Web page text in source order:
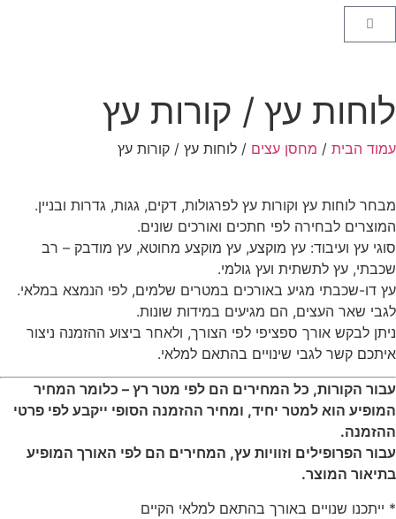
לוחות עץ / קורות עץ
עמוד הבית / מחסן עצים / לוחות עץ / קורות עץ
מבחר לוחות עץ וקורות עץ לפרגולות, דקים, גגות, גדרות ובניין.
המוצרים לבחירה לפי חתכים ואורכים שונים.
סוגי עץ ועיבוד: עץ מוקצע, עץ מוקצע מחוטא, עץ מודבק – רב
שכבתי, עץ לתשתית ועץ גולמי.
עץ דו-שכבתי מגיע באורכים במטרים שלמים, לפי הנמצא במלאי.
לגבי שאר העצים, הם מגיעים במידות שונות.
ניתן לבקש אורך ספציפי לפי הצורך, ולאחר ביצוע ההזמנה ניצור
איתכם קשר לגבי שינויים בהתאם למלאי.
עבור הקורות, כל המחירים הם לפי מטר רץ – כלומר המחיר
המופיע הוא למטר יחיד, ומחיר ההזמנה הסופי ייקבע לפי פרטי
ההזמנה.
עבור הפרופילים וזוויות עץ, המחירים הם לפי האורך המופיע
בתיאור המוצר.
* ייתכנו שנויים באורך בהתאם למלאי הקיים